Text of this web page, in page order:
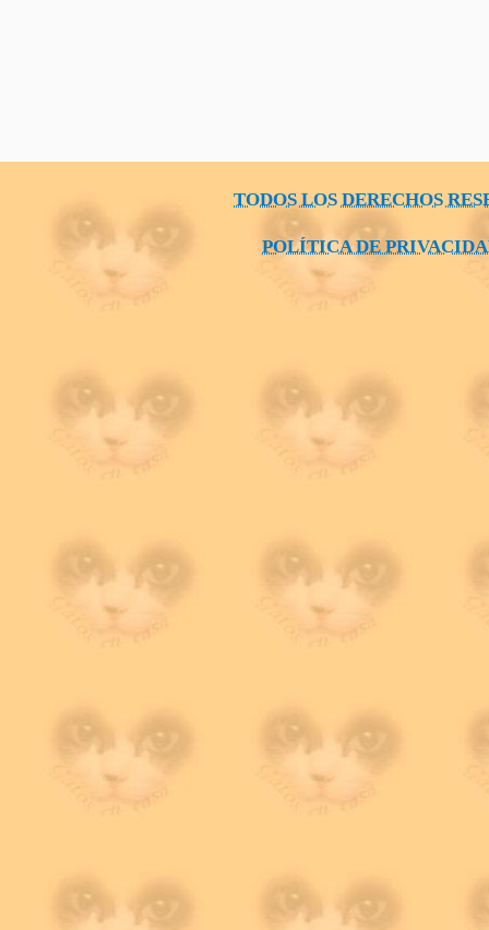
TODOS LOS DERECHOS
POLÍTICA DE